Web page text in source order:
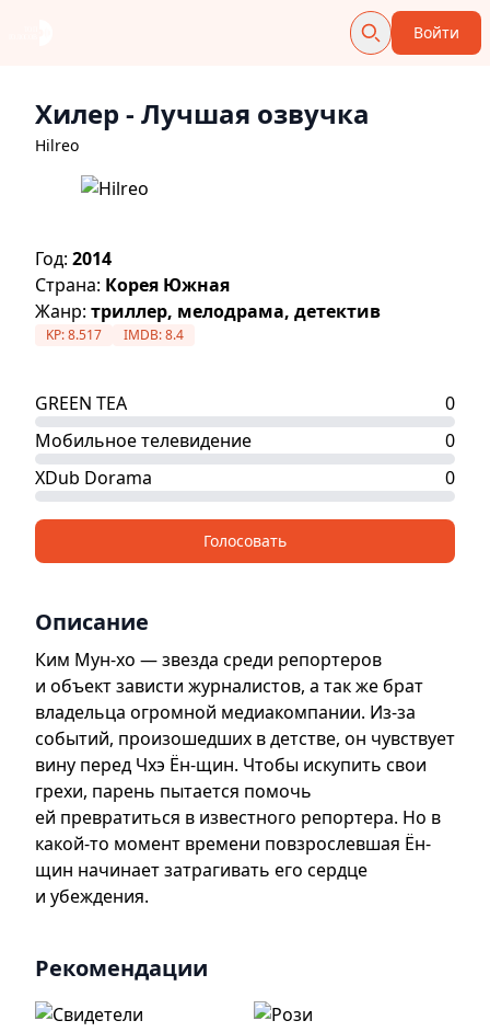
Войти
Хилер - Лучшая озвучка
Hilreo
Год: 2014
Страна: Корея Южная
Жанр: триллер, мелодрама, детектив
KP:8.517 IMDB:8.4
GREEN TEA
0
Мобильное телевидение
0
XDub Dorama
0
Голосовать
Описание
Ким Мун-хо — звезда среди репортеров
и объект зависти журналистов, а так же брат
владельца огромной медиакомпании. Из-за
событий, произошедших в детстве, он чувствует
вину перед Чхэ Ён-щин. Чтобы искупить свои
грехи, парень пытается помочь
ей превратиться в известного репортера. Но в
какой-то момент времени повзрослевшая Ён-
щин начинает затрагивать его сердце
и убеждения.
Рекомендации